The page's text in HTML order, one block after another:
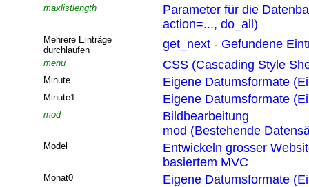
maxlistlength
Parameter für die
action=..., do_all)
Mehrere Einträge
durchlaufen
get_next - Gefundene
menu CSS (Cascading Style
Minute Eigene Datumsformate
Minute1 Eigene Datumsformate
mod
Bildbearbeitung
mod (Bestehende
Model
Entwickeln grosser
basiertem MVC
Monat0 Eigene Datumsformate